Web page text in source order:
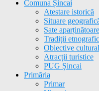
Comuna Șincai
Atestare istorică
Situare
Sate aparținătoare
Tradiții
Obiective
Atracții turistice
PUG Șincai
Primăria
Primar